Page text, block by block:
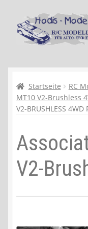
Zur
Navigation
springen
Zum
Inhalt
springen
Kasse
Mein Konto
Recycling,
Shop
Warenkorb
Startseite RC
MT10 V2-Brushless
V2-BRUSHLESS 4WD
V2-